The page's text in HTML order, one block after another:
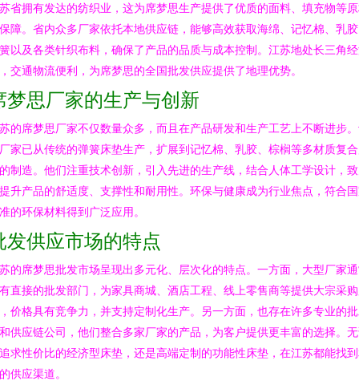
省拥有发达的纺织业，这为席梦思生产提供了优质的面料、填充物等
障。省内众多厂家依托本地供应链，能够高效获取海绵、记忆棉、乳
以及各类针织布料，确保了产品的品质与成本控制。江苏地处长三角
交通物流便利，为席梦思的全国批发供应提供了地理优势。
梦思厂家的生产与创新
的席梦思厂家不仅数量众多，而且在产品研发和生产工艺上不断进步
家已从传统的弹簧床垫生产，扩展到记忆棉、乳胶、棕榈等多材质复
制造。他们注重技术创新，引入先进的生产线，结合人体工学设计，
升产品的舒适度、支撑性和耐用性。环保与健康成为行业焦点，符合
的环保材料得到广泛应用。
发供应市场的特点
的席梦思批发市场呈现出多元化、层次化的特点。一方面，大型厂家
直接的批发部门，为家具商城、酒店工程、线上零售商等提供大宗采
价格具有竞争力，并支持定制化生产。另一方面，也存在许多专业的
供应链公司，他们整合多家厂家的产品，为客户提供更丰富的选择。
求性价比的经济型床垫，还是高端定制的功能性床垫，在江苏都能找
供应渠道。